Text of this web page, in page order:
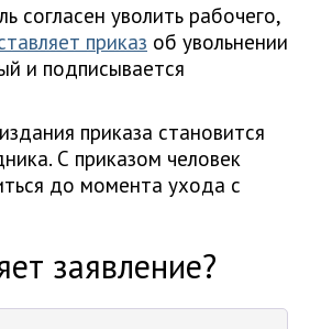
согласен уволить рабочего,
приказ об увольнении
и подписывается
приказа становится
С приказом человек
до момента ухода с
заявление?